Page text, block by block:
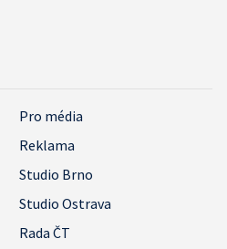
Pro média
Reklama
Studio Brno
Studio Ostrava
Rada ČT